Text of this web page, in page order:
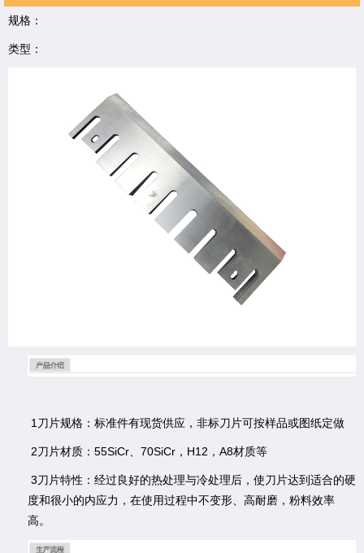
规格：
类型：
1刀片规格：标准件有现货供应，非标刀片可按样品或图纸定做
2刀片材质：55SiCr、70SiCr，H12，A8材质等
3刀片特性：经过良好的热处理与冷处理后，使刀片达到适合的硬
度和很小的内应力，在使用过程中不变形、高耐磨，粉料效率
高。